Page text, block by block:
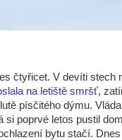
čtyřicet. V devíti stech
na letiště smršť,
písčitého dýmu.
poprvé letos pustil
bytu stačí.